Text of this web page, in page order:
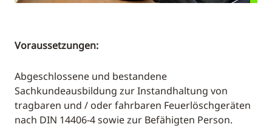
Voraussetzungen:
Abgeschlossene und bestandene
Sachkundeausbildung zur Instandhaltung von
tragbaren und / oder fahrbaren Feuerlöschgeräten
nach DIN 14406-4 sowie zur Befähigten Person.